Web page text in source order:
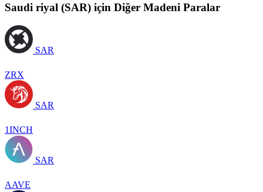
Saudi riyal (SAR) için Diğer Madeni Paralar
SAR
ZRX
SAR
1INCH
SAR
AAVE